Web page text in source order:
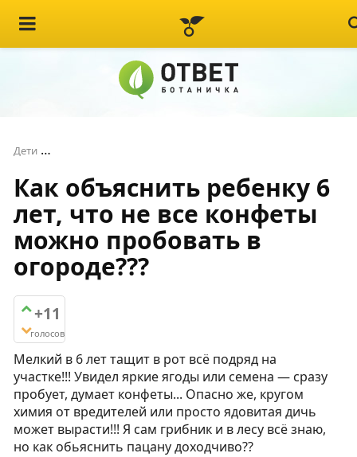
Дети
Как объяснить ребенку 6
лет, что не все конфеты
можно пробовать в
огороде???
+11
голосов
Мелкий в 6 лет тащит в рот всё подряд на
участке!!! Увидел яркие ягоды или семена — сразу
пробует, думает конфеты... Опасно же, кругом
химия от вредителей или просто ядовитая дичь
может вырасти!!! Я сам грибник и в лесу всё знаю,
но как обьяснить пацану доходчиво??